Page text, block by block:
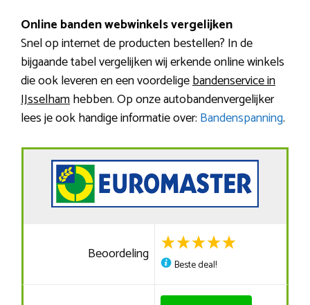
Online banden webwinkels vergelijken
Snel op internet de producten bestellen? In de
bijgaande tabel vergelijken wij erkende online winkels
die ook leveren en een voordeligebandenservice in
IJsselhamhebben. Op onze autobandenvergelijker
lees je ook handige informatie over: Bandenspanning.
Beoordeling
Beste deal!